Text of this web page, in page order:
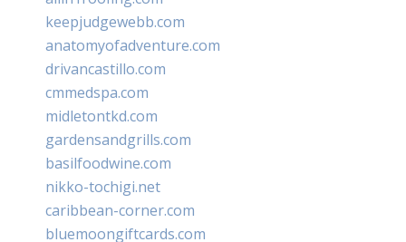
keepjudgewebb.com
anatomyofadventure.com
drivancastillo.com
cmmedspa.com
midletontkd.com
gardensandgrills.com
basilfoodwine.com
nikko-tochigi.net
caribbean-corner.com
bluemoongiftcards.com